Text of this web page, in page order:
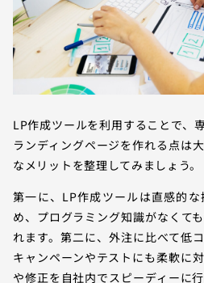
LP作成ツールを利用することで、
ランディングページを作れる点は
なメリットを整理してみましょう。
第一に、LP作成ツールは直感的
め、プログラミング知識がなくて
れます。第二に、外注に比べて低
キャンペーンやテストにも柔軟に
や修正を自社内でスピーディーに